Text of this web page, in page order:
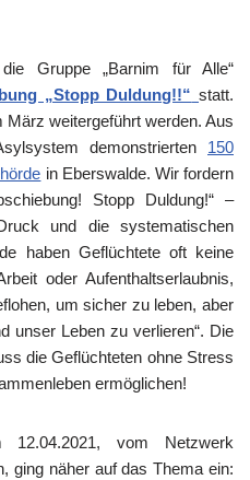
Gruppe „Barnim für Alle“
„Stopp Duldung!!“ statt.
weitergeführt werden. Aus
demonstrierten 150
in Eberswalde. Wir fordern
Stopp Duldung!“ –
und die systematischen
haben Geflüchtete oft keine
oder Aufenthaltserlaubnis,
um sicher zu leben, aber
unser Leben zu verlieren“. Die
die Geflüchteten ohne Stress
ermöglichen!
12.04.2021, vom Netzwerk
ging näher auf das Thema ein: